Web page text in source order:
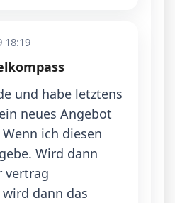
18:19
und habe letztens
neues Angebot
ich diesen
Wird dann
vertrag
dann das